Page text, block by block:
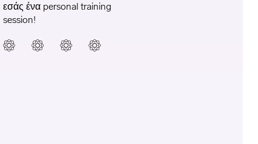
εσάς ένα personal training
session!